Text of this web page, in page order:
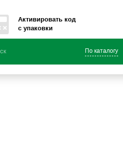
Активировать код
с упаковки
По каталогу